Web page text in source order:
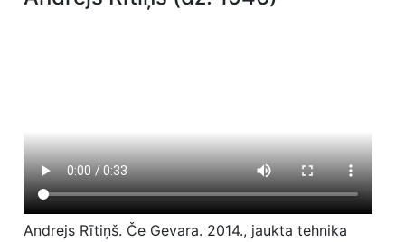
Andrejs Rītiņš. Če Gevara. 2014., jaukta tehnika